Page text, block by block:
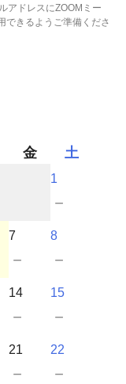
アドレスにZOOMミー
できるようご準備くださ
金 土
1
－
7
－
8
－
14
－
15
－
21
－
22
－